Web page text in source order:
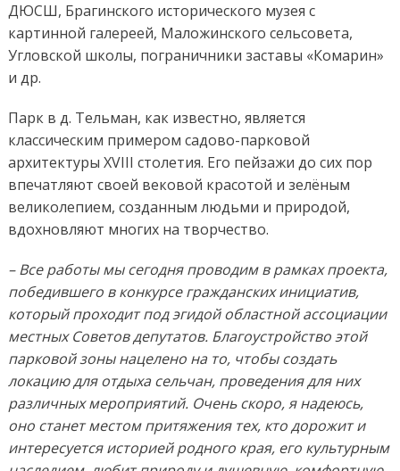
ДЮСШ, Брагинского исторического музея с
картинной галереей, Маложинского сельсовета,
Угловской школы, пограничники заставы «Комарин»
и др.
Парк в д. Тельман, как известно, является
классическим примером садово-парковой
архитектуры XVIII столетия. Его пейзажи до сих пор
впечатляют своей вековой красотой и зелёным
великолепием, созданным людьми и природой,
вдохновляют многих на творчество.
– Все работы мы сегодня проводим в рамках проекта,
победившего в конкурсе гражданских инициатив,
который проходит под эгидой областной ассоциации
местных Советов депутатов. Благоустройство этой
парковой зоны нацелено на то, чтобы создать
локацию для отдыха сельчан, проведения для них
различных мероприятий. Очень скоро, я надеюсь,
оно станет местом притяжения тех, кто дорожит и
интересуется историей родного края, его культурным